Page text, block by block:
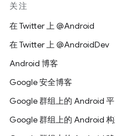
关注
在 Twitter 上 @Android
在 Twitter 上 @AndroidDev
Android 博客
Google 安全博客
Google 群组上的 Android
Google 群组上的 Android